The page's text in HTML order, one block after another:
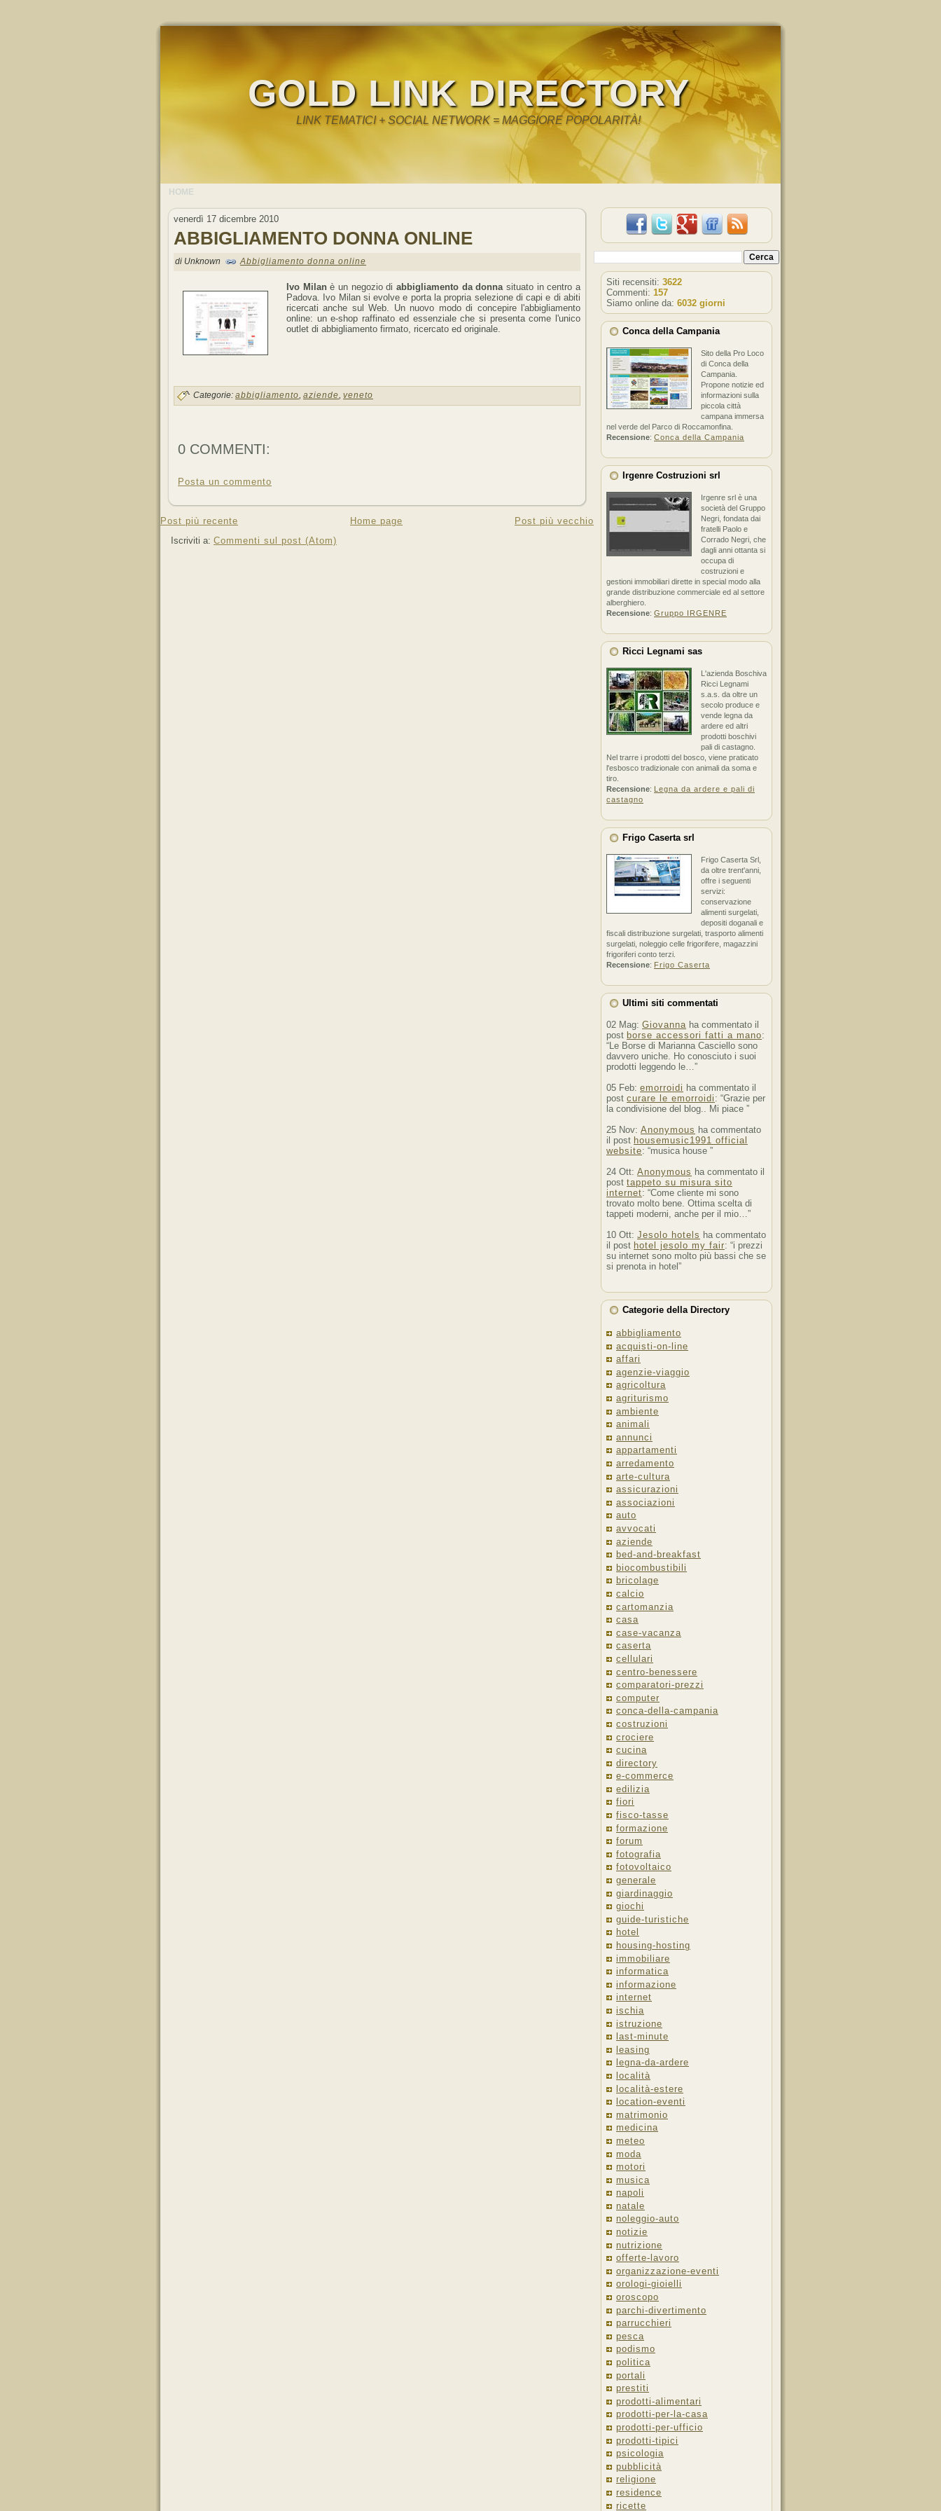
GOLD LINK DIRECTORY
LINK TEMATICI + SOCIAL NETWORK = MAGGIORE POPOLARITÀ!
HOME
venerdì 17 dicembre 2010
ABBIGLIAMENTO DONNA ONLINE
di Unknown Abbigliamento donna online
Ivo Milanè un negozio diabbigliamento da donnasituato in centro a
Padova. Ivo Milan si evolve e porta la propria selezione di capi e di abiti
ricercati anche sul Web. Un nuovo modo di concepire l'abbigliamento
online: un e-shop raffinato ed essenziale che si presenta come l'unico
outlet di abbigliamento firmato, ricercato ed originale.
Categorie: abbigliamento, aziende, veneto
0 COMMENTI:
Posta un commento
Post più recente Post più vecchio
Home page
Iscriviti a: Commenti sul post (Atom)
Siti recensiti: 3622
Commenti: 157
Siamo online da: 6032 giorni
Conca della Campania
Sito della Pro Loco
di Conca della
Campania.
Propone notizie ed
informazioni sulla
piccola città
campana immersa
nel verde del Parco di Roccamonfina.
Recensione: Conca della Campania
Irgenre Costruzioni srl
Irgenre srl è una
società del Gruppo
Negri, fondata dai
fratelli Paolo e
Corrado Negri, che
dagli anni ottanta si
occupa di
costruzioni e
gestioni immobiliari dirette in special modo alla
grande distribuzione commerciale ed al settore
alberghiero.
Recensione: Gruppo IRGENRE
Ricci Legnami sas
L'azienda Boschiva
Ricci Legnami
s.a.s. da oltre un
secolo produce e
vende legna da
ardere ed altri
prodotti boschivi
pali di castagno.
Nel trarre i prodotti del bosco, viene praticato
l'esbosco tradizionale con animali da soma e
tiro.
Recensione: Legna da ardere e pali di
castagno
Frigo Caserta srl
Frigo Caserta Srl,
da oltre trent'anni,
offre i seguenti
servizi:
conservazione
alimenti surgelati,
depositi doganali e
fiscali distribuzione surgelati, trasporto alimenti
surgelati, noleggio celle frigorifere, magazzini
frigoriferi conto terzi.
Recensione: Frigo Caserta
Ultimi siti commentati
02 Mag: Giovanna ha commentato il
post borse accessori fatti a mano:
“Le Borse di Marianna Casciello sono
davvero uniche. Ho conosciuto i suoi
prodotti leggendo le…”
05 Feb: emorroidi ha commentato il
post curare le emorroidi : “Grazie per
la condivisione del blog.. Mi piace ”
25 Nov: Anonymous ha commentato
il post housemusic1991 official
website: “musica house ”
24 Ott: Anonymous ha commentato il
post tappeto su misura sito
internet: “Come cliente mi sono
trovato molto bene. Ottima scelta di
tappeti moderni, anche per il mio…”
10 Ott: Jesolo hotels ha commentato
il post hotel jesolo my fair: “i prezzi
su internet sono molto più bassi che se
si prenota in hotel”
Categorie della Directory
abbigliamento
acquisti-on-line
affari
agenzie-viaggio
agricoltura
agriturismo
ambiente
animali
annunci
appartamenti
arredamento
arte-cultura
assicurazioni
associazioni
auto
avvocati
aziende
bed-and-breakfast
biocombustibili
bricolage
calcio
cartomanzia
casa
case-vacanza
caserta
cellulari
centro-benessere
comparatori-prezzi
computer
conca-della-campania
costruzioni
crociere
cucina
directory
e-commerce
edilizia
fiori
fisco-tasse
formazione
forum
fotografia
fotovoltaico
generale
giardinaggio
giochi
guide-turistiche
hotel
housing-hosting
immobiliare
informatica
informazione
internet
ischia
istruzione
last-minute
leasing
legna-da-ardere
località
località-estere
location-eventi
matrimonio
medicina
meteo
moda
motori
musica
napoli
natale
noleggio-auto
notizie
nutrizione
offerte-lavoro
organizzazione-eventi
orologi-gioielli
oroscopo
parchi-divertimento
parrucchieri
pesca
podismo
politica
portali
prestiti
prodotti-alimentari
prodotti-per-la-casa
prodotti-per-ufficio
prodotti-tipici
psicologia
pubblicità
religione
residence
ricette